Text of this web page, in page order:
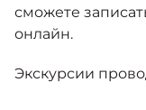
сможете
онлайн.
Экскурсии